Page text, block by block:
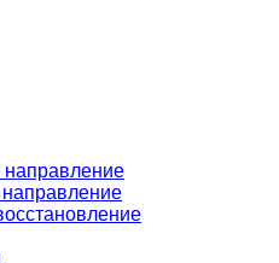
направление
направление